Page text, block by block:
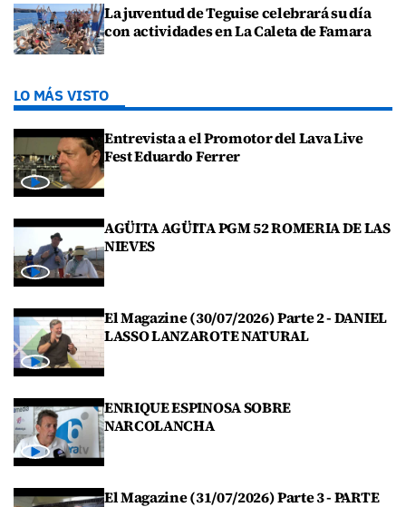
La juventud de Teguise celebrará su día
con actividades en La Caleta de Famara
LO MÁS VISTO
Entrevista a el Promotor del Lava Live
Fest Eduardo Ferrer
AGÜITA AGÜITA PGM 52 ROMERIA DE LAS
NIEVES
El Magazine (30/07/2026) Parte 2 - DANIEL
LASSO LANZAROTE NATURAL
ENRIQUE ESPINOSA SOBRE
NARCOLANCHA
El Magazine (31/07/2026) Parte 3 - PARTE